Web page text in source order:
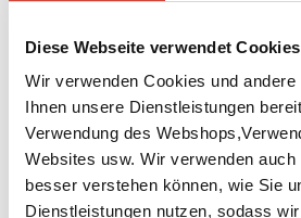
Diese Webseite verwendet Cookies
Wir verwenden Cookies und andere
Ihnen unsere Dienstleistungen
Verwendung des
Websites usw. Wir verwenden
besser verstehen können, wie Sie
Dienstleistungen nutzen, sodass
Download Bilddatei ↘